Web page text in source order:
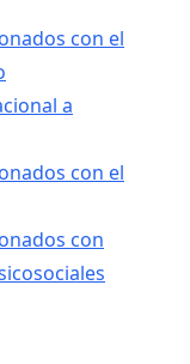
con el
a
con el
con